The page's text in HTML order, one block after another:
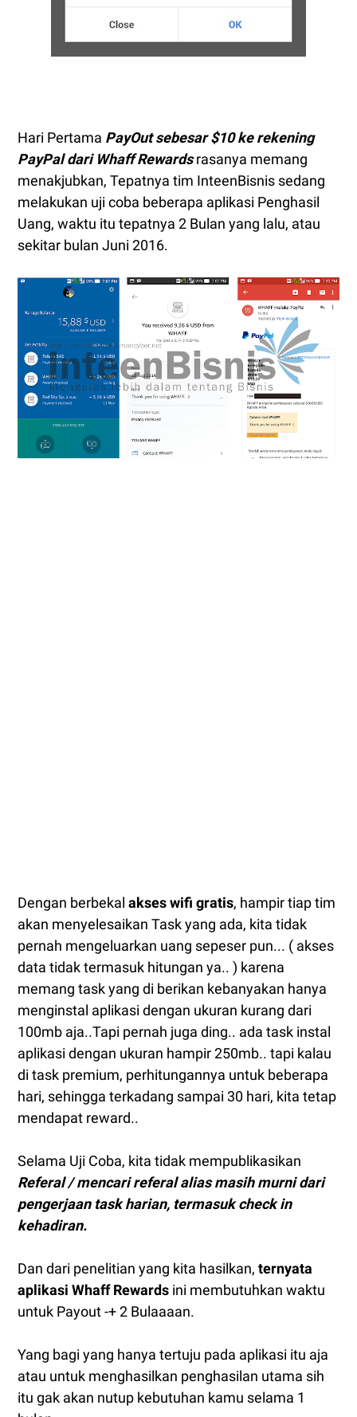
Hari Pertama PayOut sebesar $10 ke rekening
PayPal dari Whaff Rewardsrasanya memang
menakjubkan, Tepatnya tim InteenBisnis sedang
melakukan uji coba beberapa aplikasi Penghasil
Uang, waktu itu tepatnya 2 Bulan yang lalu, atau
sekitar bulan Juni 2016.
Dengan berbekal akses wifi gratis, hampir tiap tim
akan menyelesaikan Task yang ada, kita tidak
pernah mengeluarkan uang sepeser pun... ( akses
data tidak termasuk hitungan ya.. ) karena
memang task yang di berikan kebanyakan hanya
menginstal aplikasi dengan ukuran kurang dari
100mb aja..Tapi pernah juga ding.. ada task instal
aplikasi dengan ukuran hampir 250mb.. tapi kalau
di task premium, perhitungannya untuk beberapa
hari, sehingga terkadang sampai 30 hari, kita tetap
mendapat reward..
Selama Uji Coba, kita tidak mempublikasikan
Referal / mencari referal alias masih murni dari
pengerjaan task harian, termasuk check in
kehadiran.
Dan dari penelitian yang kita hasilkan, ternyata
aplikasi Whaff Rewards ini membutuhkan waktu
untuk Payout -+ 2 Bulaaaan.
Yang bagi yang hanya tertuju pada aplikasi itu aja
atau untuk menghasilkan penghasilan utama sih
itu gak akan nutup kebutuhan kamu selama 1